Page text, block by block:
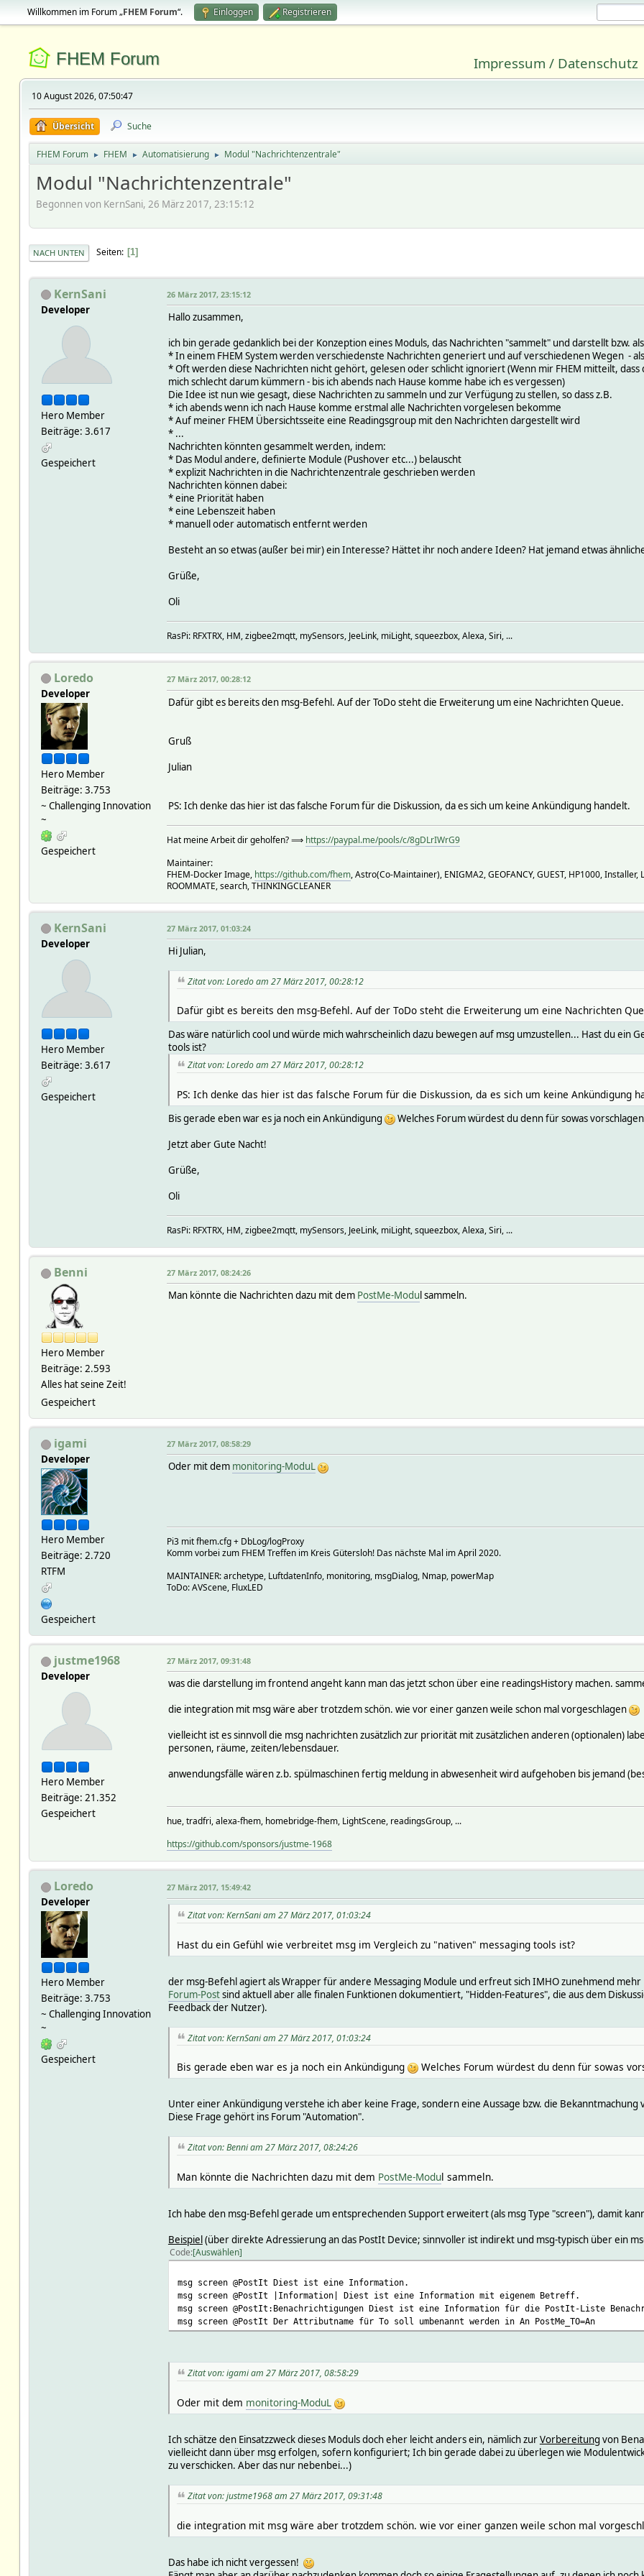
Willkommen im Forum „FHEM Forum“. Einloggen Registrieren
FHEM Forum Impressum / Datenschutz
10 August 2026, 07:50:47
Übersicht Suche
FHEM Forum ► FHEM ► Automatisierung ► Modul "Nachrichtenzentrale"
Modul "Nachrichtenzentrale"
Begonnen von KernSani, 26 März 2017, 23:15:12
NACH UNTEN Seiten 1
KernSani
Developer
Hero Member
Beiträge: 3.617
Gespeichert
26 März 2017, 23:15:12
Hallo zusammen,
ich bin gerade gedanklich bei der Konzeption eines Moduls, das Nachrichten "sammelt" und darstellt bzw.
* In einem FHEM System werden verschiedenste Nachrichten generiert und auf verschiedenen Wegen -
* Oft werden diese Nachrichten nicht gehört, gelesen oder schlicht ignoriert (Wenn mir FHEM mitteilt,
mich schlecht darum kümmern - bis ich abends nach Hause komme habe ich es vergessen)
Die Idee ist nun wie gesagt, diese Nachrichten zu sammeln und zur Verfügung zu stellen, so dass z.B.
* ich abends wenn ich nach Hause komme erstmal alle Nachrichten vorgelesen bekomme
* Auf meiner FHEM Übersichtsseite eine Readingsgroup mit den Nachrichten dargestellt wird
* ...
Nachrichten könnten gesammelt werden, indem:
* Das Modul andere, definierte Module (Pushover etc...) belauscht
* explizit Nachrichten in die Nachrichtenzentrale geschrieben werden
Nachrichten können dabei:
* eine Priorität haben
* eine Lebenszeit haben
* manuell oder automatisch entfernt werden
Besteht an so etwas (außer bei mir) ein Interesse? Hättet ihr noch andere Ideen? Hat jemand etwas
Grüße,
Oli
RasPi: RFXTRX, HM, zigbee2mqtt, mySensors, JeeLink, miLight, squeezbox, Alexa, Siri, ...
Loredo
Developer
Hero Member
Beiträge: 3.753
~ Challenging Innovation
~
Gespeichert
27 März 2017, 00:28:12
Dafür gibt es bereits den msg-Befehl. Auf der ToDo steht die Erweiterung um eine Nachrichten Queue.
Gruß
Julian
PS: Ich denke das hier ist das falsche Forum für die Diskussion, da es sich um keine Ankündigung handelt.
Hat meine Arbeit dir geholfen? ⟹ https://paypal.me/pools/c/8gDLrIWrG9
Maintainer:
FHEM-Docker Image, https://github.com/fhem, Astro(Co-Maintainer), ENIGMA2, GEOFANCY, GUEST, HP1000,
ROOMMATE, search, THINKINGCLEANER
KernSani
Developer
Hero Member
Beiträge: 3.617
Gespeichert
27 März 2017, 01:03:24
Hi Julian,
Zitat von: Loredo am 27 März 2017, 00:28:12
Dafür gibt es bereits den msg-Befehl. Auf der ToDo steht die Erweiterung um eine Nachrichten
Das wäre natürlich cool und würde mich wahrscheinlich dazu bewegen auf msg umzustellen... Hast du ein
tools ist?
Zitat von: Loredo am 27 März 2017, 00:28:12
PS: Ich denke das hier ist das falsche Forum für die Diskussion, da es sich um keine Ankündigung
Bis gerade eben war es ja noch ein Ankündigung
Welches Forum würdest du denn für sowas
Jetzt aber Gute Nacht!
Grüße,
Oli
RasPi: RFXTRX, HM, zigbee2mqtt, mySensors, JeeLink, miLight, squeezbox, Alexa, Siri, ...
Benni
Hero Member
Beiträge: 2.593
Alles hat seine Zeit!
Gespeichert
27 März 2017, 08:24:26
Man könnte die Nachrichten dazu mit dem PostMe-Modul sammeln.
igami
Developer
Hero Member
Beiträge: 2.720
RTFM
Gespeichert
27 März 2017, 08:58:29
Oder mit dem monitoring-ModuL
Pi3 mit fhem.cfg + DbLog/logProxy
Komm vorbei zum FHEM Treffen im Kreis Gütersloh! Das nächste Mal im April 2020.
MAINTAINER: archetype, LuftdatenInfo, monitoring, msgDialog, Nmap, powerMap
ToDo: AVScene, FluxLED
justme1968
Developer
Hero Member
Beiträge: 21.352
Gespeichert
27 März 2017, 09:31:48
was die darstellung im frontend angeht kann man das jetzt schon über eine readingsHistory machen.
die integration mit msg wäre aber trotzdem schön. wie vor einer ganzen weile schon mal vorgeschlagen
vielleicht ist es sinnvoll die msg nachrichten zusätzlich zur priorität mit zusätzlichen anderen (optionalen)
personen, räume, zeiten/lebensdauer.
anwendungsfälle wären z.b. spülmaschinen fertig meldung in abwesenheit wird aufgehoben bis jemand
hue, tradfri, alexa-fhem, homebridge-fhem, LightScene, readingsGroup, ...
https://github.com/sponsors/justme-1968
Loredo
Developer
Hero Member
Beiträge: 3.753
~ Challenging Innovation
~
Gespeichert
27 März 2017, 15:49:42
Zitat von: KernSani am 27 März 2017, 01:03:24
Hast du ein Gefühl wie verbreitet msg im Vergleich zu "nativen" messaging tools ist?
der msg-Befehl agiert als Wrapper für andere Messaging Module und erfreut sich IMHO zunehmend
Forum-Postsind aktuell aber alle finalen Funktionen dokumentiert, "Hidden-Features", die aus dem
Feedback der Nutzer).
Zitat von: KernSani am 27 März 2017, 01:03:24
Bis gerade eben war es ja noch ein Ankündigung Welches Forum würdest du denn für sowas
Unter einer Ankündigung verstehe ich aber keine Frage, sondern eine Aussage bzw. die Bekanntmachung
Diese Frage gehört ins Forum "Automation".
Zitat von: Benni am 27 März 2017, 08:24:26
Man könnte die Nachrichten dazu mit dem PostMe-Modul sammeln.
Ich habe den msg-Befehl gerade um entsprechenden Support erweitert (als msg Type "screen"), damit
Beispiel(über direkte Adressierung an das PostIt Device; sinnvoller ist indirekt und msg-typisch über ein
Code Auswählen
msg screen @PostIt Diest ist eine Information.
msg screen @PostIt |Information| Diest ist eine Information mit eigenem Betreff.
msg screen @PostIt:Benachrichtigungen Diest ist eine Information für die PostIt-Liste
msg screen @PostIt Der Attributname für To soll umbenannt werden in An PostMe_TO=An
Zitat von: igami am 27 März 2017, 08:58:29
Oder mit dem monitoring-ModuL
Ich schätze den Einsatzzweck dieses Moduls doch eher leicht anders ein, nämlich zurVorbereitung von
vielleicht dann über msg erfolgen, sofern konfiguriert; Ich bin gerade dabei zu überlegen wie
zu verschicken. Aber das nur nebenbei...)
Zitat von: justme1968 am 27 März 2017, 09:31:48
die integration mit msg wäre aber trotzdem schön. wie vor einer ganzen weile schon mal
Das habe ich nicht vergessen!